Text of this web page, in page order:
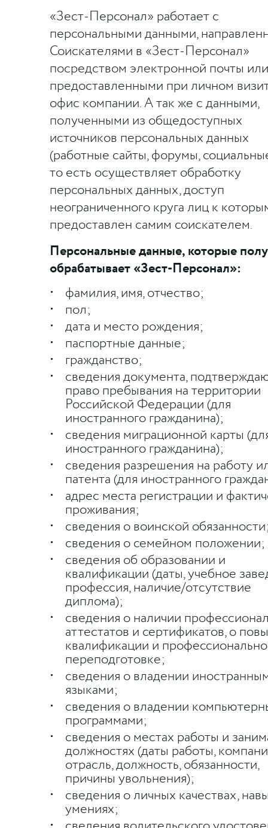
«Зест-Персонал» работает с
персональными данными,
Соискателями в «Зест-Персонал»
посредством электронной почты или
предоставленными при личном
офис компании. А так же с данными,
полученными из общедоступных
источников персональных данных
(работные сайты, форумы,
то есть осуществляет обработку
персональных данных, доступ
неограниченного круга лиц к
предоставлен самим соискателем.
Персональные данные, которые
обрабатывает «Зест-Персонал»:
фамилия, имя, отчество;
пол;
дата и место рождения;
паспортные данные;
гражданство;
сведения документа,
право пребывания на территории
Российской Федерации (для
иностранного гражданина);
сведения миграционной карты
иностранного гражданина);
сведения разрешения на работу
патента (для иностранного
адрес места регистрации и
проживания;
сведения о воинской
сведения о семейном положении;
сведения об образовании и
квалификации (даты, учебное
профессия, наличие/отсутствие
диплома);
сведения о наличии
аттестатов и сертификатов, о
квалификации и
переподготовке;
сведения о владении
языками;
сведения о владении
программами;
сведения о местах работы и
должностях (даты работы,
отрасль, должность, обязанности,
причины увольнения);
сведения о личных качествах,
умениях;